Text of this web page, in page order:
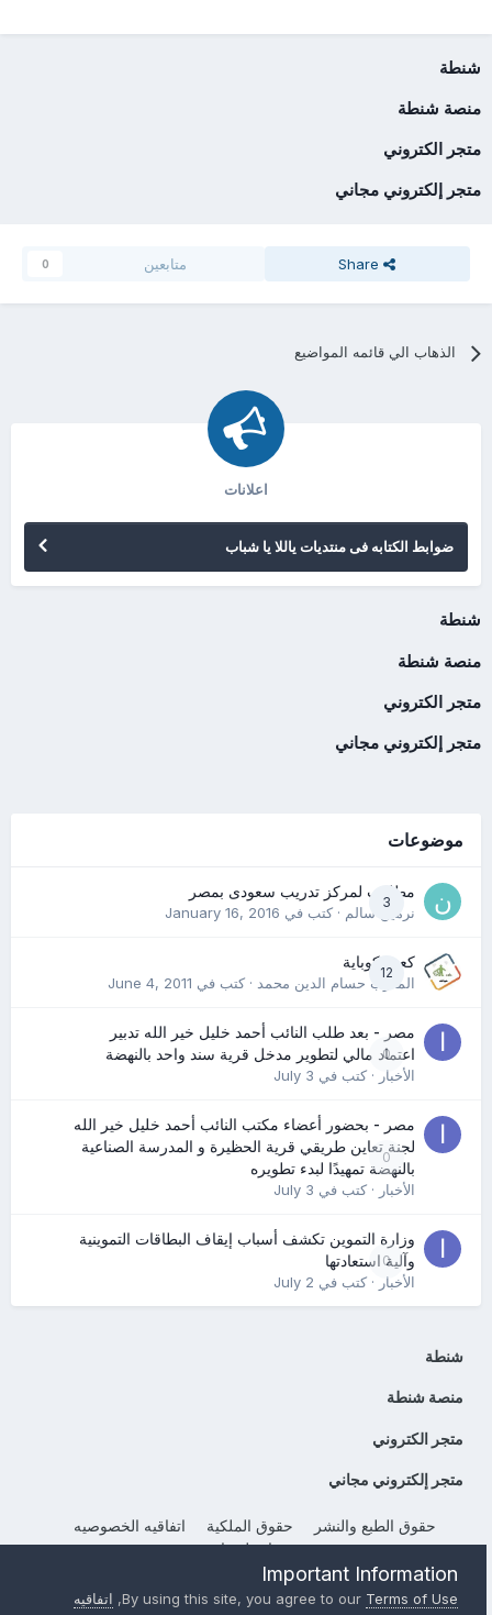
شنطة
منصة شنطة
متجر الكتروني
متجر إلكتروني مجاني
Share متابعين 0
الذهاب الي قائمه المواضيع
اعلانات
ضوابط الكتابه فى منتديات ياللا يا شباب
شنطة
منصة شنطة
متجر الكتروني
متجر إلكتروني مجاني
موضوعات
3
مطلوب لمركز تدريب سعودى بمصر
نرمين سالم· كتب في January 16, 2016
12
كعب كوباية
المدرب حسام الدين محمد· كتب في June 4, 2011
0
مصر - بعد طلب النائب أحمد خليل خير الله تدبير
اعتماد مالي لتطوير مدخل قرية سند واحد بالنهضة
الأخبار· كتب في July 3
0
مصر - بحضور أعضاء مكتب النائب أحمد خليل خير الله
لجنة تعاين طريقي قرية الحظيرة و المدرسة الصناعية
بالنهضة تمهيدًا لبدء تطويره
الأخبار· كتب في July 3
0
وزارة التموين تكشف أسباب إيقاف البطاقات التموينية
وآلية استعادتها
الأخبار· كتب في July 2
شنطة
منصة شنطة
متجر الكتروني
متجر إلكتروني مجاني
حقوق الطبع والنشر حقوق الملكية
اتفاقيه الخصوصيه
إتصل بنا
Powered by Invision CommunityImportant Information
By using this site, you agree to ourTerms of Use
, اتفاقيه